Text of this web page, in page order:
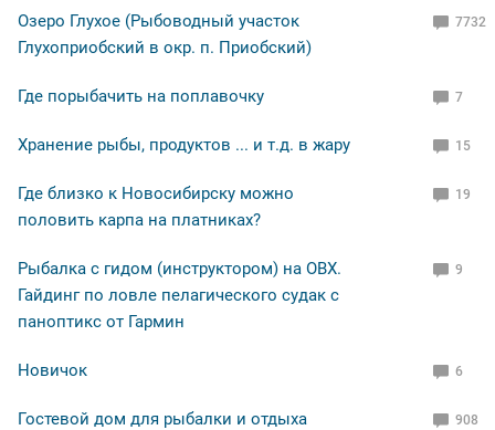
Озеро Глухое (Рыбоводный участок
Глухоприобский в окр. п. Приобский)
7732
Где порыбачить на поплавочку 7
Хранение рыбы, продуктов ... и т.д. в жару 15
Где близко к Новосибирску можно
половить карпа на платниках?
19
Рыбалка с гидом (инструктором) на ОВХ.
Гайдинг по ловле пелагического судак с
паноптикс от Гармин
9
Новичок 6
Гостевой дом для рыбалки и отдыха
908